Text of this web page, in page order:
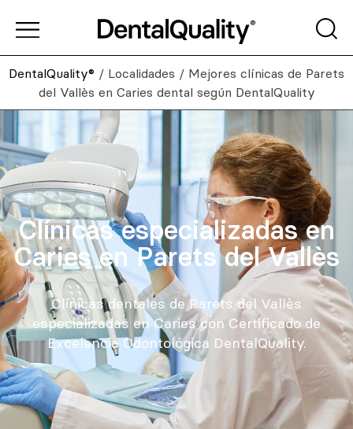
DentalQuality® / Localidades / Mejores clínicas de Parets
del Vallès en Caries dental según DentalQuality
Clínicas especializadas en
Caries en Parets del Vallès
Clínicas dentales de Parets del Vallès
especializadas en Caries con Certificado de
Excelencia Odontológica DentalQuality.